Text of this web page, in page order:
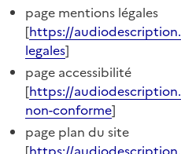
page mentions légales
[https://
legales]
page accessibilité
[https://
non-conforme]
page plan du site